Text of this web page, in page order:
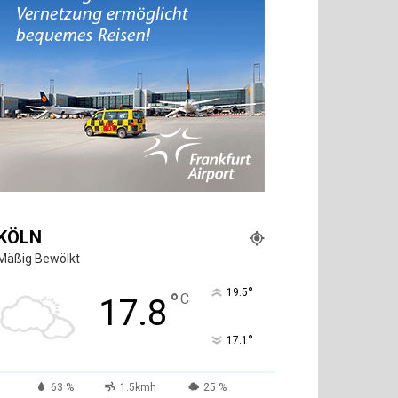
Bewölkt
17.8 °C 19.5°
17.1 °
63 % 1.5kmh 25 %